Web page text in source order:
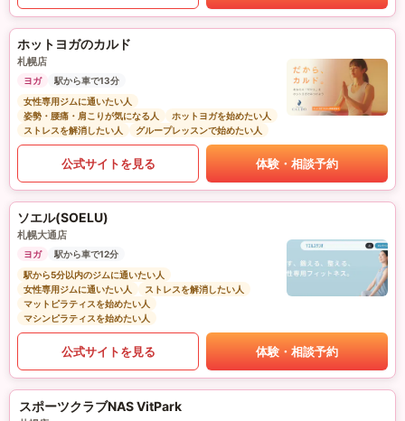
ホットヨガのカルド
札幌店
ヨガ
駅から車で13分
女性専用ジムに通いたい人
姿勢・腰痛・肩こりが気になる人
ホットヨガを始めたい人
ストレスを解消したい人
グループレッスンで始めたい人
公式サイトを見る 体験・相談予約
ソエル(SOELU)
札幌大通店
ヨガ
駅から車で12分
駅から5分以内のジムに通いたい人
女性専用ジムに通いたい人
ストレスを解消したい人
マットピラティスを始めたい人
マシンピラティスを始めたい人
公式サイトを見る 体験・相談予約
スポーツクラブNAS VitPark